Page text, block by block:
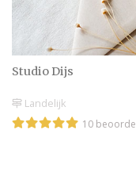
Studio Dijs
Landelijk
10